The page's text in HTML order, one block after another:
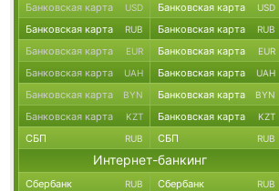
Банковская карта USD Банковская карта USD
Банковская карта RUB Банковская карта RUB
Банковская карта EUR Банковская карта EUR
Банковская карта UAH Банковская карта UAH
Банковская карта BYN Банковская карта BYN
Банковская карта KZT Банковская карта KZT
СБП RUB СБП RUB
Интернет-банкинг
Сбербанк RUB Сбербанк RUB